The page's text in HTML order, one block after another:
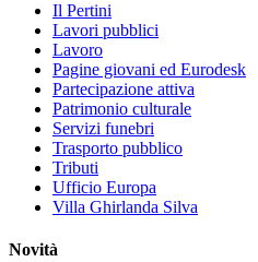
Il Pertini
Lavori pubblici
Lavoro
Pagine giovani ed Eurodesk
Partecipazione attiva
Patrimonio culturale
Servizi funebri
Trasporto pubblico
Tributi
Ufficio Europa
Villa Ghirlanda Silva
Novità